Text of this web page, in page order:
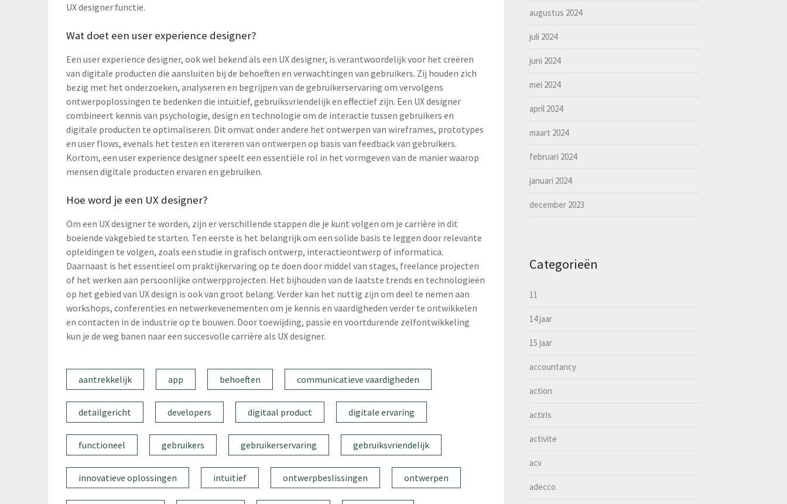
UX designer functie.
Wat doet een user experience designer?
Een user experience designer, ook wel bekend als een UX designer, is verantwoordelijk voor het creëren
van digitale producten die aansluiten bij de behoeften en verwachtingen van gebruikers. Zij houden zich
bezig met het onderzoeken, analyseren en begrijpen van de gebruikerservaring om vervolgens
ontwerpoplossingen te bedenken die intuïtief, gebruiksvriendelijk en effectief zijn. Een UX designer
combineert kennis van psychologie, design en technologie om de interactie tussen gebruikers en
digitale producten te optimaliseren. Dit omvat onder andere het ontwerpen van wireframes, prototypes
en user flows, evenals het testen en itereren van ontwerpen op basis van feedback van gebruikers.
Kortom, een user experience designer speelt een essentiële rol in het vormgeven van de manier waarop
mensen digitale producten ervaren en gebruiken.
Hoe word je een UX designer?
Om een UX designer te worden, zijn er verschillende stappen die je kunt volgen om je carrière in dit
boeiende vakgebied te starten. Ten eerste is het belangrijk om een solide basis te leggen door relevante
opleidingen te volgen, zoals een studie in grafisch ontwerp, interactieontwerp of informatica.
Daarnaast is het essentieel om praktijkervaring op te doen door middel van stages, freelance projecten
of het werken aan persoonlijke ontwerpprojecten. Het bijhouden van de laatste trends en technologieën
op het gebied van UX design is ook van groot belang. Verder kan het nuttig zijn om deel te nemen aan
workshops, conferenties en netwerkevenementen om je kennis en vaardigheden verder te ontwikkelen
en contacten in de industrie op te bouwen. Door toewijding, passie en voortdurende zelfontwikkeling
kun je de weg banen naar een succesvolle carrière als UX designer.
aantrekkelijk app behoeften communicatieve vaardigheden
detailgericht developers digitaal product digitale ervaring
functioneel gebruikers gebruikerservaring gebruiksvriendelijk
innovatieve oplossingen intuïtief ontwerpbeslissingen ontwerpen
augustus 2024
juli 2024
juni 2024
mei 2024
april 2024
maart 2024
februari 2024
januari 2024
december 2023
Categorieën
11
14 jaar
15 jaar
accountancy
action
actiris
activite
acv
adecco